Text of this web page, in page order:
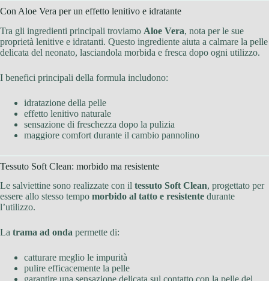
Con Aloe Vera per un effetto lenitivo e idratante
Tra gli ingredienti principali troviamo Aloe Vera, nota per le sue
proprietà lenitive e idratanti. Questo ingrediente aiuta a calmare la pelle
delicata del neonato, lasciandola morbida e fresca dopo ogni utilizzo.
I benefici principali della formula includono:
idratazione della pelle
effetto lenitivo naturale
sensazione di freschezza dopo la pulizia
maggiore comfort durante il cambio pannolino
Tessuto Soft Clean: morbido ma resistente
Le salviettine sono realizzate con il tessuto Soft Clean, progettato per
essere allo stesso tempo morbido al tatto e resistente durante
l’utilizzo.
La trama ad onda permette di:
catturare meglio le impurità
pulire efficacemente la pelle